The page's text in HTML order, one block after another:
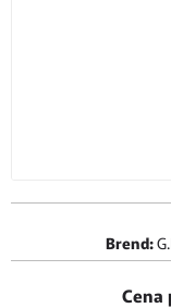
Brend:
Cena